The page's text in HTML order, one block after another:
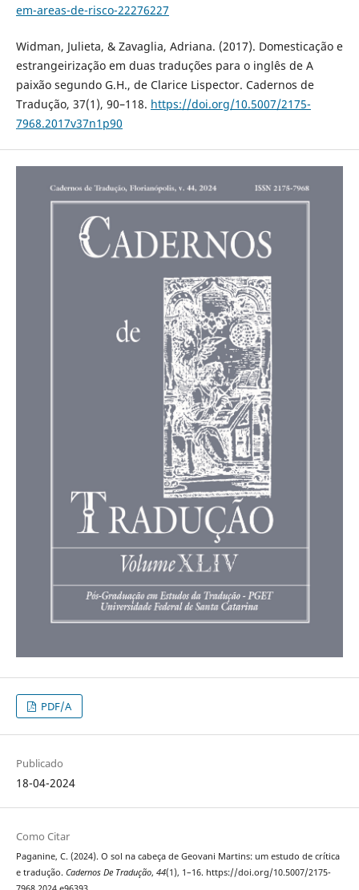
em-areas-de-risco-22276227
Widman, Julieta, & Zavaglia, Adriana. (2017). Domesticação e
estrangeirização em duas traduções para o inglês de A
paixão segundo G.H., de Clarice Lispector. Cadernos de
Tradução, 37(1), 90–118. https://doi.org/10.5007/2175-
7968.2017v37n1p90
PDF/A
Publicado
18-04-2024
Como Citar
Paganine, C. (2024). O sol na cabeça de Geovani Martins: um estudo de crítica
e tradução. Cadernos De Tradução, 44(1), 1–16. https://doi.org/10.5007/2175-